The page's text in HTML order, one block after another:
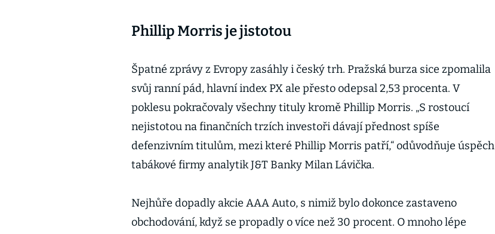
Phillip Morris je jistotou
Špatné zprávy z Evropy zasáhly i český trh. Pražská burza sice zpomalila
svůj ranní pád, hlavní index PX ale přesto odepsal 2,53 procenta. V
poklesu pokračovaly všechny tituly kromě Phillip Morris. „S rostoucí
nejistotou na finančních trzích investoři dávají přednost spíše
defenzivním titulům, mezi které Phillip Morris patří,“ odůvodňuje úspěch
tabákové firmy analytik J&T Banky Milan Lávička.
Nejhůře dopadly akcie AAA Auto, s nimiž bylo dokonce zastaveno
obchodování, když se propadly o více než 30 procent. O mnoho lépe